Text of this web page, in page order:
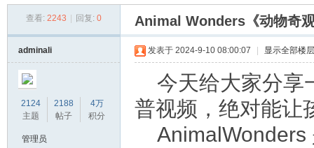
› ›
查看: 2243 回复: 0 Animal Wonders《动物奇
adminali
2124
主题
2188
帖子
4万
积分
管理员
发表于 2024-9-10 08:00:07 显示全部楼层
今天给大家分享
普视频，绝对能让
AnimalWonders